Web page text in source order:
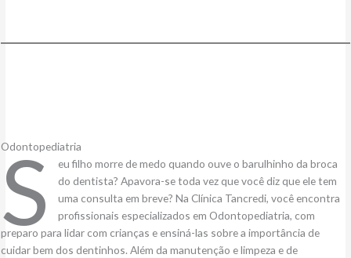
Odontopediatria
S
eu filho morre de medo quando ouve o barulhinho da broca
do dentista? Apavora-se toda vez que você diz que ele tem
uma consulta em breve? Na Clínica Tancredi, você encontra
profissionais especializados em Odontopediatria, com
preparo para lidar com crianças e ensiná-las sobre a importância de
cuidar bem dos dentinhos. Além da manutenção e limpeza e de